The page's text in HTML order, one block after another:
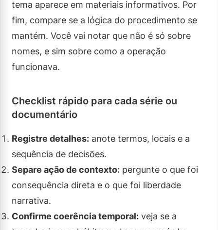
tema aparece em materiais informativos. Por
fim, compare se a lógica do procedimento se
mantém. Você vai notar que não é só sobre
nomes, e sim sobre como a operação
funcionava.
Checklist rápido para cada série ou
documentário
Registre detalhes: anote termos, locais e a
sequência de decisões.
Separe ação de contexto: pergunte o que foi
consequência direta e o que foi liberdade
narrativa.
Confirme coerência temporal: veja se a